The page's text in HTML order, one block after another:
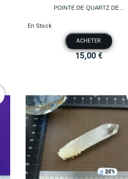
POINTE DE QUARTZ DE...
En Stock
ACHETER
15,00 €